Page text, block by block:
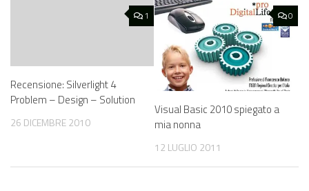
1
Recensione: Silverlight 4
Problem – Design – Solution
26 DICEMBRE 2010
0
Visual Basic 2010 spiegato a
mia nonna
12 LUGLIO 2011